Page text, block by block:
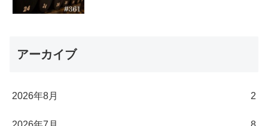
アーカイブ
2026年8月 2